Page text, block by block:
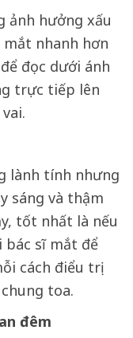
ảnh hưởng xấu
nhanh hơn
đọc dưới ánh
trực tiếp lên
lành tính nhưng
sáng và thậm
tốt nhất là nếu
bác sĩ mắt để
cách điểu trị
toa.
đêm